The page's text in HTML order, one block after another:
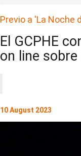
Previo a 'La Noche
El GCPHE
on line
10 August 2023